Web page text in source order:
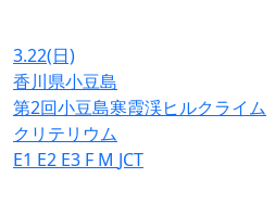
3.22(日)
香川県小豆島
第2回小豆島寒霞渓ヒルクライム
クリテリウム
E1 E2 E3 F M JCT